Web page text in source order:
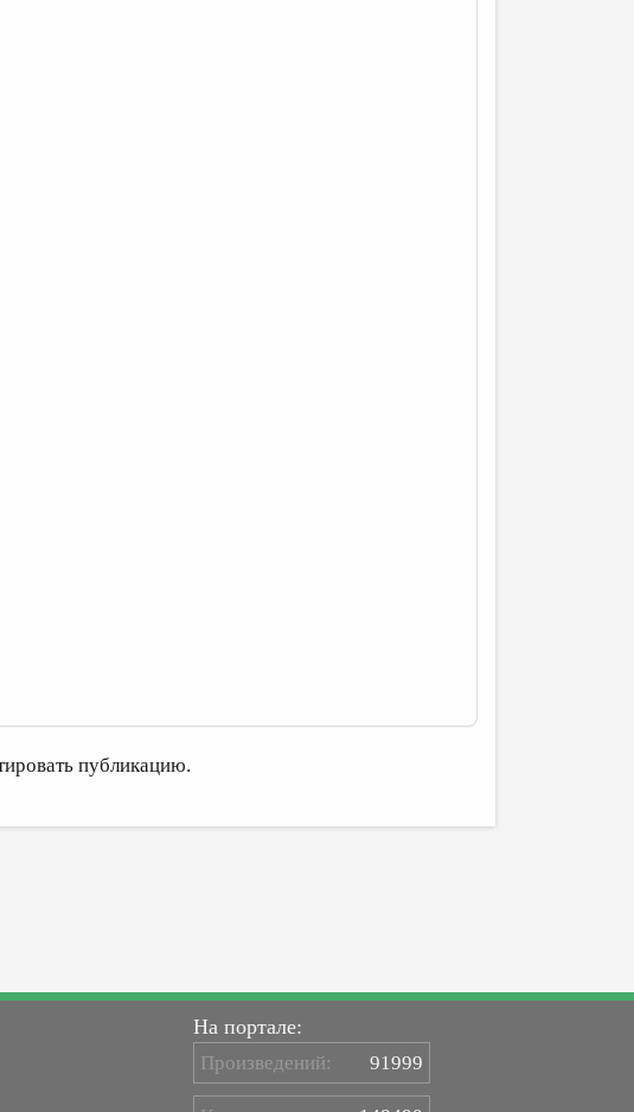
публикацию.
На портале:
Произведений: 91999